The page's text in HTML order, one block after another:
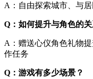
A：自由探索城市、与
Q：如何提升与角色的关
A：赠送心仪角色礼物
作任务
Q：游戏有多少场景？